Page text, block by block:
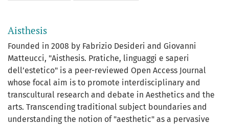
Aisthesis
Founded in 2008 by Fabrizio Desideri and Giovanni
Matteucci, "Aisthesis. Pratiche, linguaggi e saperi
dell’estetico" is a peer-reviewed Open Access Journal
whose focal aim is to promote interdisciplinary and
transcultural research and debate in Aesthetics and the
arts. Transcending traditional subject boundaries and
understanding the notion of "aesthetic" as a pervasive